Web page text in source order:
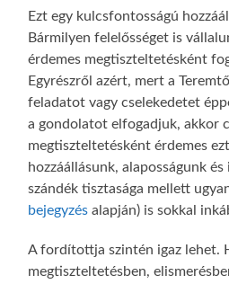
Ezt egy kulcsfontosságú
Bármilyen felelősséget is
érdemes megtiszteltetésként
Egyrészről azért, mert a
feladatot vagy cselekedetet
a gondolatot elfogadjuk, akkor
megtiszteltetésként érdemes
hozzáállásunk, alaposságunk
szándék tisztasága mellett
bejegyzés alapján) is sokkal
A fordítottja szintén igaz lehet.
megtiszteltetésben,